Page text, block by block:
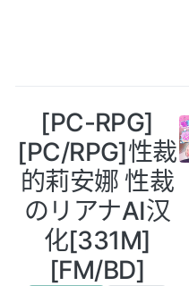
[PC-RPG]
[PC/RPG]性裁
的莉安娜 性裁
のリアナAI汉
化[331M]
[FM/BD]